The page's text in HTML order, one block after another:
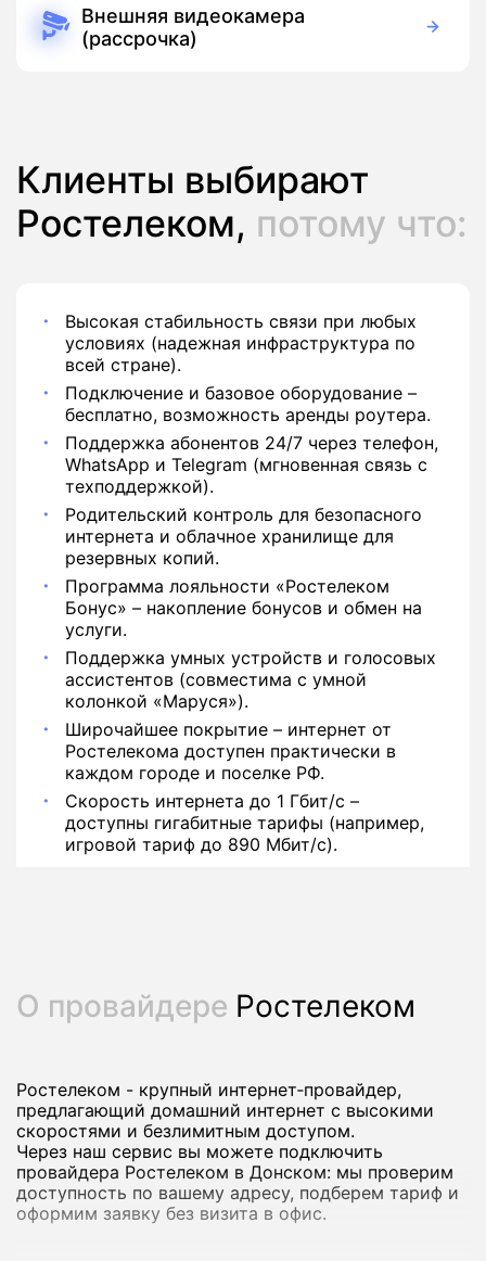
ПодпискаВнешняя видеокамера
(рассрочка)
Клиенты выбирают
Ростелеком, потому что:
Высокая стабильность связи при любых
условиях (надежная инфраструктура по
всей стране).
Подключение и базовое оборудование –
бесплатно, возможность аренды роутера.
Поддержка абонентов 24/7 через телефон,
WhatsApp и Telegram (мгновенная связь с
техподдержкой).
Родительский контроль для безопасного
интернета и облачное хранилище для
резервных копий.
Программа лояльности «Ростелеком
Бонус» – накопление бонусов и обмен на
услуги.
Поддержка умных устройств и голосовых
ассистентов (совместима с умной
колонкой «Маруся»).
Широчайшее покрытие – интернет от
Ростелекома доступен практически в
каждом городе и поселке РФ.
Скорость интернета до 1 Гбит/с –
доступны гигабитные тарифы (например,
игровой тариф до 890 Мбит/с).
О провайдере Ростелеком
Ростелеком - крупный интернет‑провайдер,
предлагающий домашний интернет с высокими
скоростями и безлимитным доступом.
Через наш сервис вы можете подключить
провайдера Ростелеком в Донском: мы проверим
доступность по вашему адресу, подберем тариф и
оформим заявку без визита в офис.